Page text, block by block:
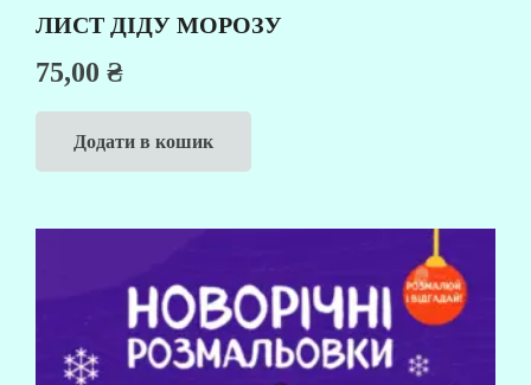
ЛИСТ ДІДУ МОРОЗУ
75,00 ₴
Додати в кошик